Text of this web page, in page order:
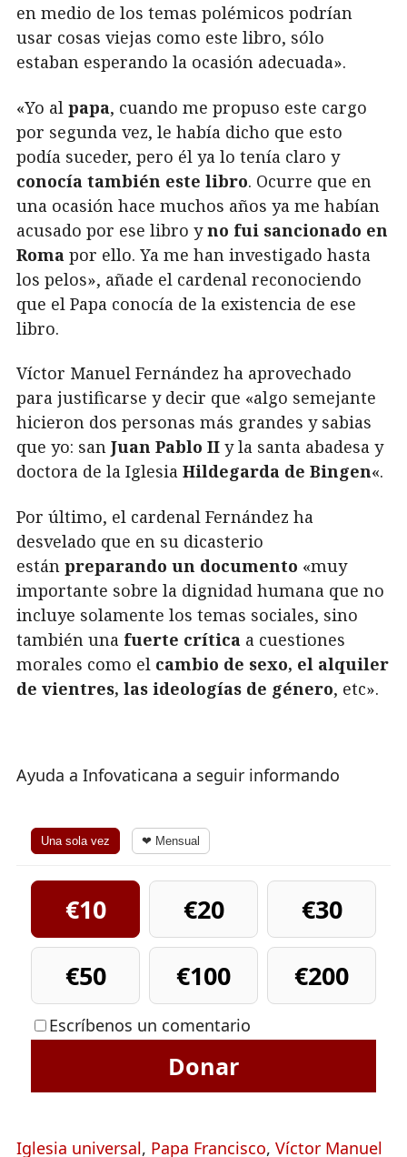
en medio de los temas polémicos podrían
usar cosas viejas como este libro, sólo
estaban esperando la ocasión adecuada».
«Yo al papa, cuando me propuso este cargo
por segunda vez, le había dicho que esto
podía suceder, pero él ya lo tenía claro y
conocía también este libro. Ocurre que en
una ocasión hace muchos años ya me habían
acusado por ese libro yno fui sancionado en
Roma por ello. Ya me han investigado hasta
los pelos», añade el cardenal reconociendo
que el Papa conocía de la existencia de ese
libro.
Víctor Manuel Fernández ha aprovechado
para justificarse y decir que «algo semejante
hicieron dos personas más grandes y sabias
que yo: san Juan Pablo II y la santa abadesa y
doctora de la Iglesia Hildegarda de Bingen«.
Por último, el cardenal Fernández ha
desvelado que en su dicasterio
están preparando un documento «muy
importante sobre la dignidad humana que no
incluye solamente los temas sociales, sino
también una fuerte crítica a cuestiones
morales como el cambio de sexo, el alquiler
de vientres, las ideologías de género, etc».
Ayuda a Infovaticana a seguir informando
Una sola vez ❤ Mensual
€10 €20
€30
€50
€100 €200
Escríbenos un comentario
Donar
Iglesia universal, Papa Francisco, Víctor Manuel